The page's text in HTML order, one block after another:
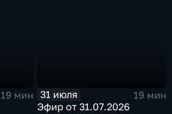
19 мин
31 июля
19 мин
Эфир от 31.07.2026